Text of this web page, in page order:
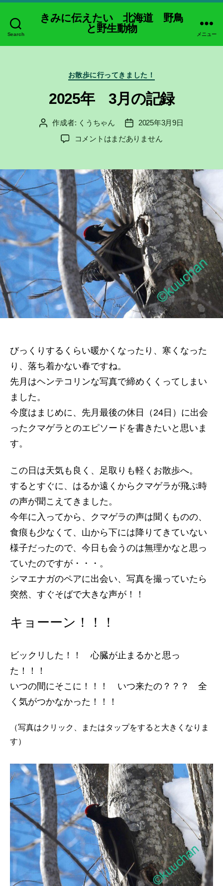
Search
きみに伝えたい 北海道 野鳥
と野生動物
メニュー
カ
テ
ゴ
リ
お散歩に行ってきました！
2025年 3月の記録
投
作成者: くうちゃん
投
稿
日
2025年3月9日
2025
月
の
記
録
へ
の
コメントはまだありません
びっくりするくらい暖かくなったり、寒くなった
り、落ち着かない春ですね。
先月はヘンテコリンな写真で締めくくってしまい
ました。
今度はまじめに、先月最後の休日（24日）に出会
ったクマゲラとのエピソードを書きたいと思いま
す。
この日は天気も良く、足取りも軽くお散歩へ。
するとすぐに、はるか遠くからクマゲラが飛ぶ時
の声が聞こえてきました。
今年に入ってから、クマゲラの声は聞くものの、
食痕も少なくて、山から下には降りてきていない
様子だったので、今日も会うのは無理かなと思っ
ていたのですが・・・。
シマエナガのペアに出会い、写真を撮っていたら
突然、すぐそばで大きな声が！！
キョーーン！！！
ビックリした！！ 心臓が止まるかと思っ
た！！！
いつの間にそこに！！！ いつ来たの？？？ 全
く気がつかなかった！！！
（写真はクリック、またはタップをすると大きくなりま
す）